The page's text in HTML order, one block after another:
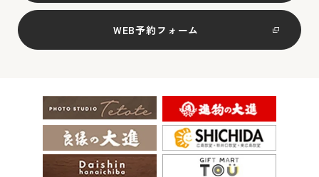
WEB予約フォーム